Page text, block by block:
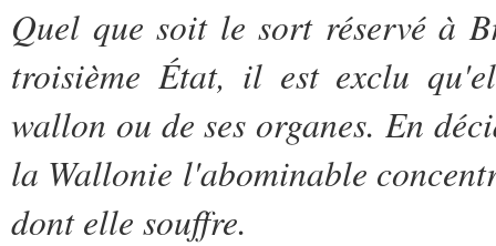
Quel que soit le sort réservé à
troisième État, il est exclu
wallon ou de ses organes. En
la Wallonie l'abominable
dont elle souffre.